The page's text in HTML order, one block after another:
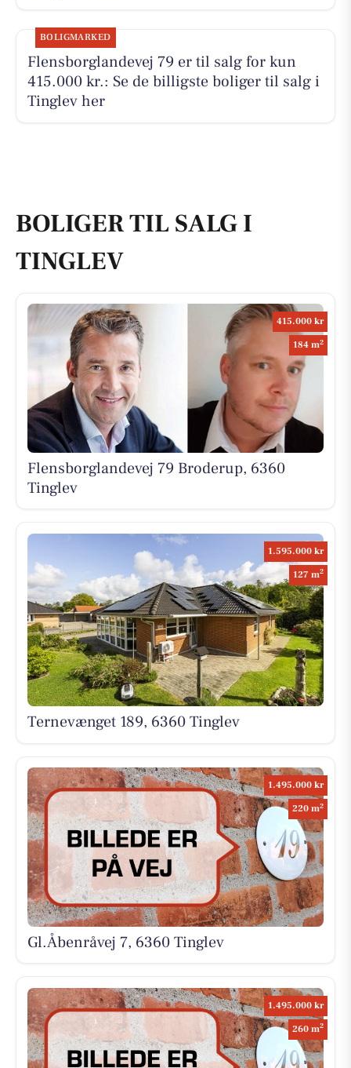
BOLIGMARKED
Flensborglandevej 79 er til salg for kun
415.000 kr.: Se de billigste boliger til salg i
Tinglev her
BOLIGER TIL SALG I
TINGLEV
415.000 kr
184 m2
Flensborglandevej 79 Broderup, 6360
Tinglev
1.595.000 kr
127 m2
Ternevænget 189, 6360 Tinglev
1.495.000 kr
220 m2
Gl.Åbenråvej 7, 6360 Tinglev
1.495.000 kr
260 m2